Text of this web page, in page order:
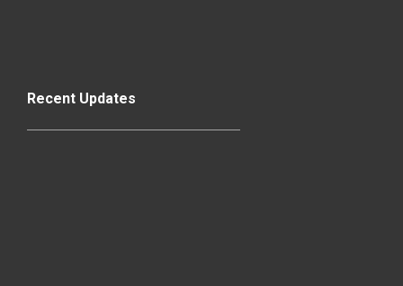
Recent Updates